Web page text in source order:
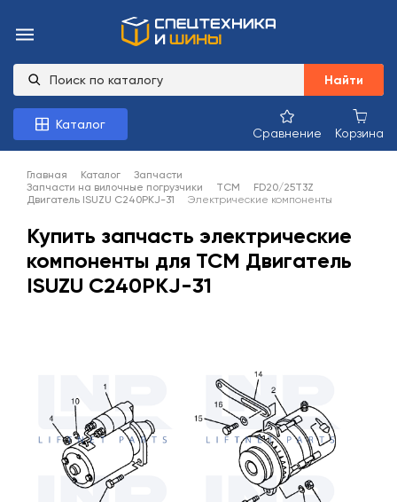
Найти
Каталог
Сравнение Корзина
Главная Каталог
Запчасти
Запчасти на вилочные погрузчики
TCM
FD20/25T3Z
Двигатель ISUZU C240PKJ-31
Электрические компоненты
Купить запчасть электрические
компоненты для TCM Двигатель
ISUZU C240PKJ-31